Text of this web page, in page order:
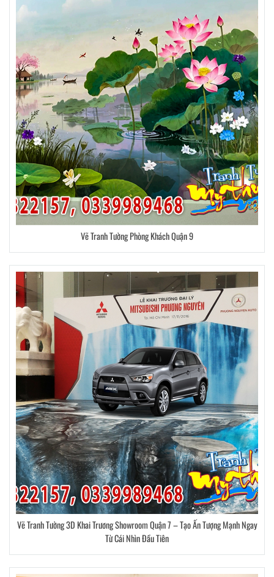
Vẽ Tranh Tường Phòng Khách Quận 9
Vẽ Tranh Tường 3D Khai Trương Showroom Quận 7 – Tạo Ấn Tượng Mạnh Ngay
Từ Cái Nhìn Đầu Tiên